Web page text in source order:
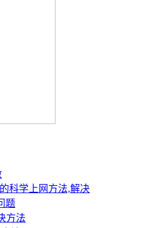
科学上网方法,解决
题
方法